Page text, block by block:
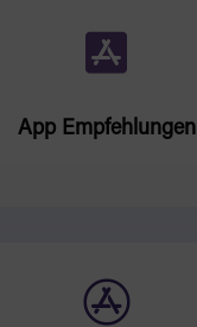

App Empfehlungen
